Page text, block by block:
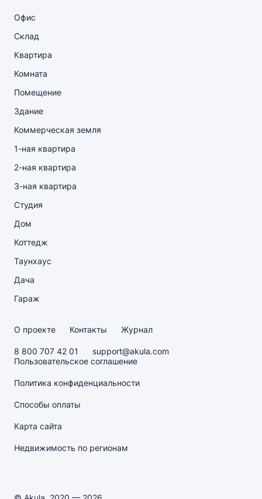
Офис
Склад
Квартира
Комната
Помещение
Здание
Коммерческая земля
1-ная квартира
2-ная квартира
3-ная квартира
Студия
Дом
Коттедж
Таунхаус
Дача
Гараж
О проекте Контакты Журнал
8 800 707 42 01
support@akula.com
Пользовательское соглашение
Политика конфиденциальности
Способы оплаты
Карта сайта
Недвижимость по регионам